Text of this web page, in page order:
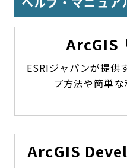
ArcGIS
ESRIジャパンが提供
プ方法や簡単
ArcGIS